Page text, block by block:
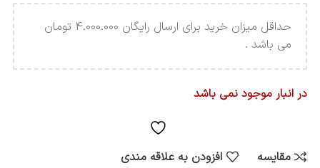
حداقل میزان خرید برای ارسال رایگان 4.000.000 تومان
می باشد .
در انبار موجود نمی باشد
مقایسه افزودن به علاقه مندی